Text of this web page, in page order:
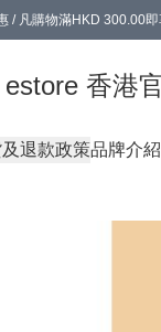
/ 凡購物滿HKD 300.00
香港
退款政策品牌介紹